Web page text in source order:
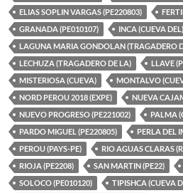
ELIAS SOPLIN VARGAS (PE220803)
GRANADA (PE010107)
INCA (CUEVA DEL)
LAGUNA MARIA GONDOLAN (TRAGADERO
LECHUZA (TRAGADERO DE LA)
LLAVE
MISTERIOSA (CUEVA)
MONTALVO
NORD PEROU 2018 (EXPE)
NUEVA
NUEVO PROGRESO (PE221002)
PALMA
PARDO MIGUEL (PE220805)
PERLA DEL
PEROU (PAYS-PE)
RIO AGUAS CLARAS
RIOJA (PE2208)
SAN MARTIN (PE22)
SOLOCO (PE010120)
TIPISHCA (CUEVA